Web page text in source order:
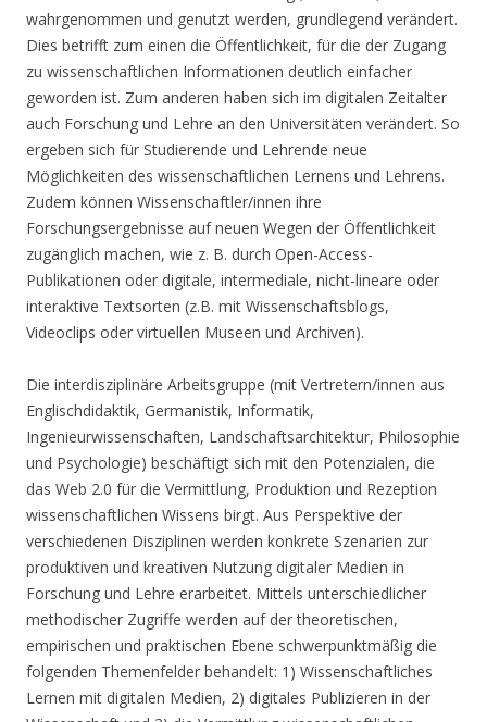
wahrgenommen und genutzt werden, grundlegend verändert.
Dies betrifft zum einen die Öffentlichkeit, für die der Zugang
zu wissenschaftlichen Informationen deutlich einfacher
geworden ist. Zum anderen haben sich im digitalen Zeitalter
auch Forschung und Lehre an den Universitäten verändert. So
ergeben sich für Studierende und Lehrende neue
Möglichkeiten des wissenschaftlichen Lernens und Lehrens.
Zudem können Wissenschaftler/innen ihre
Forschungsergebnisse auf neuen Wegen der Öffentlichkeit
zugänglich machen, wie z. B. durch Open-Access-
Publikationen oder digitale, intermediale, nicht-lineare oder
interaktive Textsorten (z.B. mit Wissenschaftsblogs,
Videoclips oder virtuellen Museen und Archiven).
Die interdisziplinäre Arbeitsgruppe (mit Vertretern/innen aus
Englischdidaktik, Germanistik, Informatik,
Ingenieurwissenschaften, Landschaftsarchitektur, Philosophie
und Psychologie) beschäftigt sich mit den Potenzialen, die
das Web 2.0 für die Vermittlung, Produktion und Rezeption
wissenschaftlichen Wissens birgt. Aus Perspektive der
verschiedenen Disziplinen werden konkrete Szenarien zur
produktiven und kreativen Nutzung digitaler Medien in
Forschung und Lehre erarbeitet. Mittels unterschiedlicher
methodischer Zugriffe werden auf der theoretischen,
empirischen und praktischen Ebene schwerpunktmäßig die
folgenden Themenfelder behandelt: 1) Wissenschaftliches
Lernen mit digitalen Medien, 2) digitales Publizieren in der